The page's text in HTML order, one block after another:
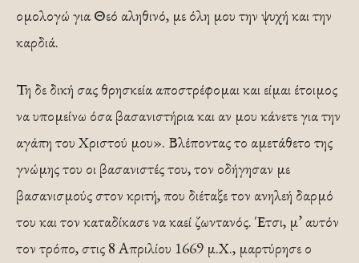
ομολογώ για Θεό αληθινό, με όλη μου την ψυχή και την
καρδιά.
Τη δε δική σας θρησκεία αποστρέφομαι και είμαι έτοιμος
να υπομείνω όσα βασανιστήρια και αν μου κάνετε για την
αγάπη του Χριστού μου». Βλέποντας το αμετάθετο της
γνώμης του οι βασανιστές του, τον οδήγησαν με
βασανισμούς στον κριτή, που διέταξε τον ανηλεή δαρμό
του και τον καταδίκασε να καεί ζωντανός. Έτσι, μ’ αυτόν
τον τρόπο, στις 8 Απριλίου 1669 μ.Χ., μαρτύρησε ο